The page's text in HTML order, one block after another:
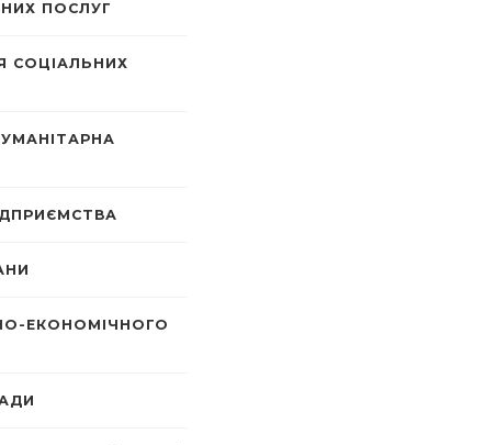
ПОСЛУГ
СОЦІАЛЬНИХ
ЕКОНОМІЧНОГО